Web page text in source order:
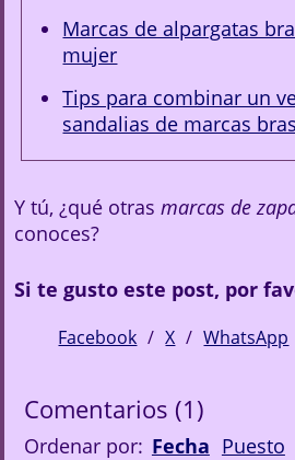
Marcas de alpargatas
mujer
Tips para combinar un
sandalias de marcas
Y tú, ¿qué otrasmarcas de
conoces?
Si te gusto este post, por
Facebook X WhatsApp
Comentarios (1 )
Ordenar por: Fecha Puesto